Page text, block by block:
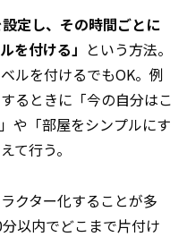
定し、その時間ごとに
を付ける」 という方法。
ルを付けるでもOK。例
るときに「今の自分はこ
や「部屋をシンプルにす
て行う。
クター化することが多
以内でどこまで片付け